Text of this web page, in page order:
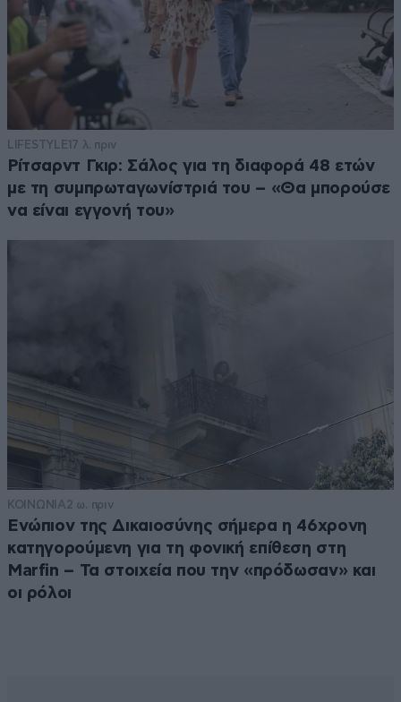
LIFESTYLE17 λ. πριν
Ρίτσαρντ Γκιρ: Σάλος για τη διαφορά 48 ετών
με τη συμπρωταγωνίστριά του – «Θα μπορούσε
να είναι εγγονή του»
ΚΟΙΝΩΝΙΑ 2 ω. πριν
Ενώπιον της Δικαιοσύνης σήμερα η 46χρονη
κατηγορούμενη για τη φονική επίθεση στη
Marfin – Τα στοιχεία που την «πρόδωσαν» και
οι ρόλοι